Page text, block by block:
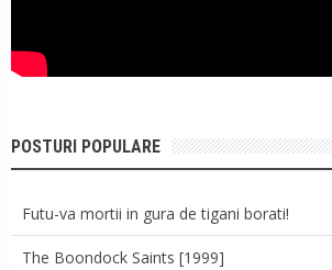
POSTURI POPULARE
Futu-va mortii in gura de tigani borati!
The Boondock Saints [1999]